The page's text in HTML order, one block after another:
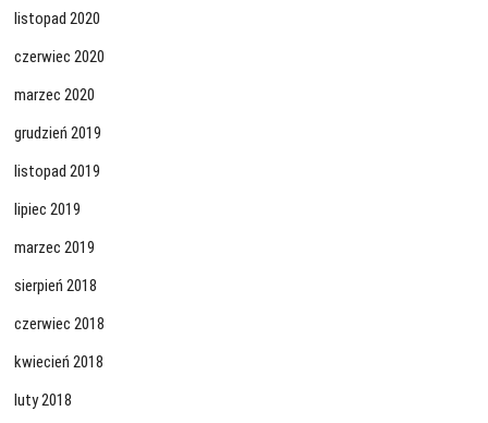
listopad 2020
czerwiec 2020
marzec 2020
grudzień 2019
listopad 2019
lipiec 2019
marzec 2019
sierpień 2018
czerwiec 2018
kwiecień 2018
luty 2018